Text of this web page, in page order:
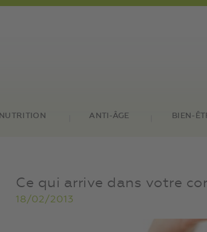
NUTRITION ANTI-ÂGE BIEN-
Ce qui arrive dans votre
18/02/2013